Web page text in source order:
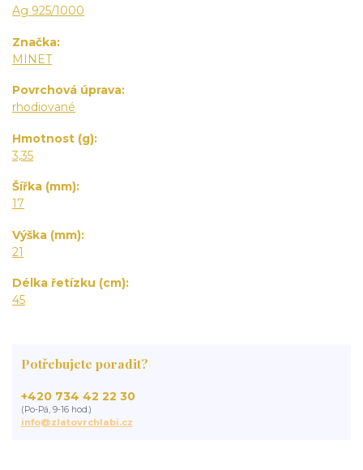
Ag 925/1000
Značka
MINET
Povrchová úprava
rhodiované
Hmotnost (g)
3,35
Šířka (mm)
17
Výška (mm)
21
Délka řetízku (cm)
45
Potřebujete poradit?
+420 734 42 22 30
(Po-Pá, 9-16 hod.)
info@zlatovrchlabi.cz